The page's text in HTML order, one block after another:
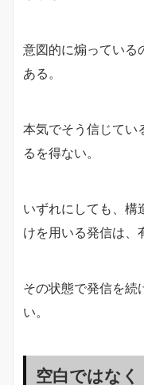
意図的に煽っている
ある。
本気でそう信じてい
るを得ない。
いずれにしても、構
けを用いる発信は、
その状態で発信を続
い。
空白ではな